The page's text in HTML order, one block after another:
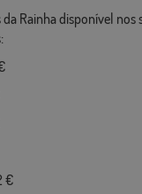
Rainha disponível nos
€